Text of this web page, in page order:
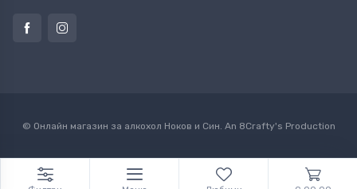
© Онлайн магазин за алкохол Ноков и Син. An 8Crafty's Production